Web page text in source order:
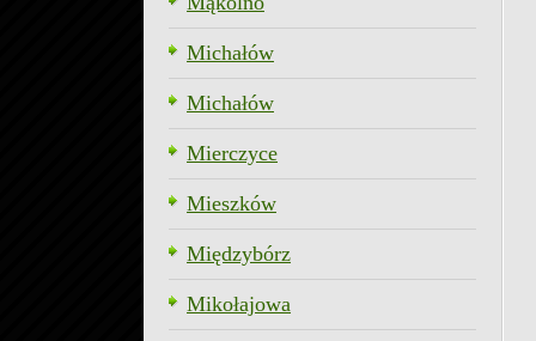
Michałów
Michałów
Mierczyce
Mieszków
Międzybórz
Mikołajowa